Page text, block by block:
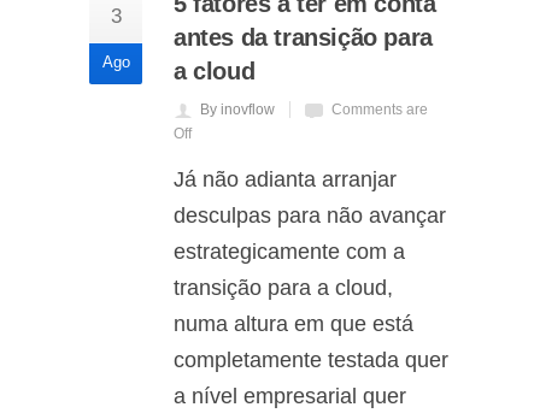
3
Ago
antes da transição para
a cloud
By inovflow
Comments are
Off
Já não adianta arranjar
desculpas para não avançar
estrategicamente com a
transição para a cloud,
numa altura em que está
completamente testada quer
a nível empresarial quer